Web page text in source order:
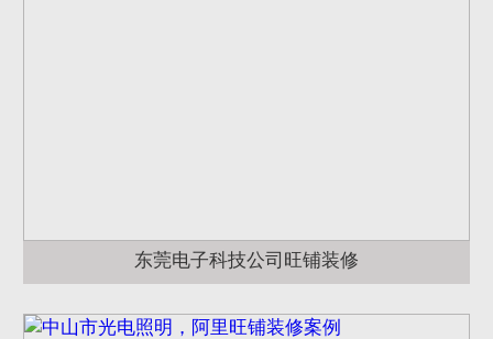
东莞电子科技公司旺铺装修